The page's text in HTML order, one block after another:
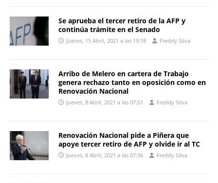
Se aprueba el tercer retiro de la AFP y
continúa trámite en el Senado
Jueves, 15 Abril, 2021 a las 19:18 Freddy Silva
Arribo de Melero en cartera de Trabajo
genera rechazo tanto en oposición como en
Renovación Nacional
Jueves, 8 Abril, 2021 a las 07:51 Freddy Silva
Renovación Nacional pide a Piñera que
apoye tercer retiro de AFP y olvide ir al TC
Jueves, 8 Abril, 2021 a las 07:36 Freddy Silva